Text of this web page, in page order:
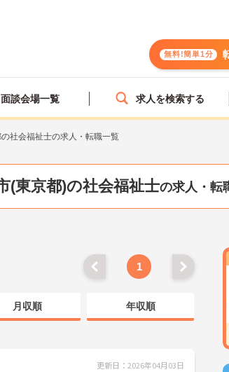
無料!簡単1分
面談会場一覧 求人を検索する
社会福祉士の求人・転職一覧
(東京都)の社会福祉士の求人・転
1
月収順 年収順
更新日：2026年04月03日